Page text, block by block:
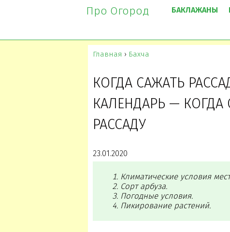
Про Огород БАКЛАЖАНЫ
Главная › Бахча
КОГДА САЖАТЬ
КАЛЕНДАРЬ — КОГДА
РАССАДУ
23.01.2020
Климатические условия
Сорт арбуза.
Погодные условия.
Пикирование растений.